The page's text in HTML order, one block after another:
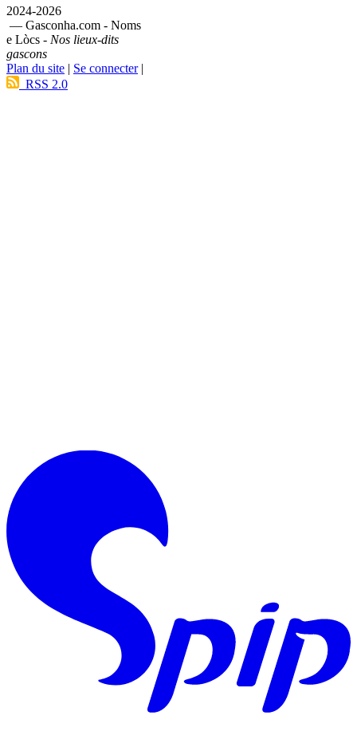
2024-2026
— Gasconha.com - Noms
e Lòcs - Nos lieux-dits
gascons
Plan du site | Se connecter|
RSS 2.0